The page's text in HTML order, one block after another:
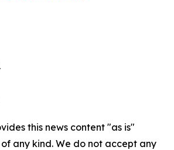
this news content "as is"
any kind. We do not accept any